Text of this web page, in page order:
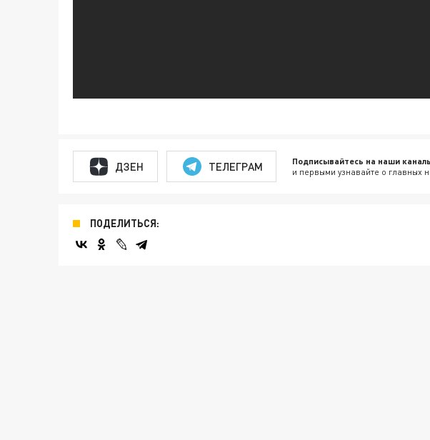
ДЗЕН ТЕЛЕГРАМ Подписывайтесь на наши
и первыми узнавайте о главных
ПОДЕЛИТЬСЯ: